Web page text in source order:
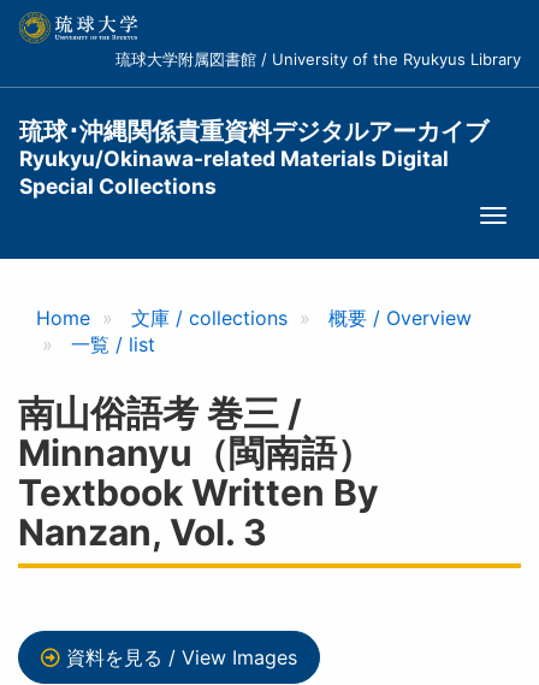
コ
琉球大学附属図書館 / University of the Ryukyus Library
琉球･沖縄関係貴重資料デジタルアーカイブ
Ryukyu/Okinawa-related Materials Digital
Special Collections
Home 文庫 / collections
概要 / Overview
一覧 / list
南山俗語考 巻三 /
Minnanyu（閩南語）
Textbook Written By
Nanzan, Vol. 3
資料を見る / View Images